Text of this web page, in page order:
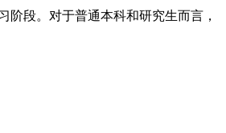
阶段。对于普通本科和研究生而言，